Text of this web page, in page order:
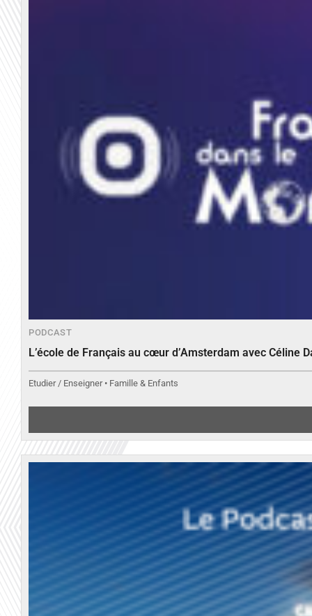
PODCAST
L’école de Français au cœur d’Amsterdam avec Céline
Etudier / Enseigner • Famille & Enfants